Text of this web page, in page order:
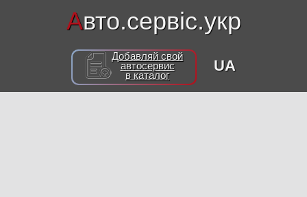
Авто.сервіс.укр
Добавляй свой
автосервис
в каталог
UA